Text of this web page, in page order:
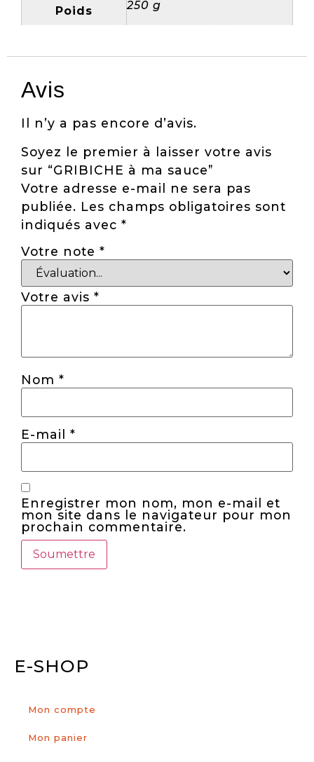
Poids 250 g
Avis
Il n’y a pas encore d’avis.
Soyez le premier à laisser votre avis
sur “GRIBICHE à ma sauce”
Votre adresse e-mail ne sera pas
publiée. Les champs obligatoires sont
indiqués avec *
Votre note *
Votre avis *
Nom *
E-mail *
Enregistrer mon nom, mon e-mail et
mon site dans le navigateur pour mon
prochain commentaire.
E-SHOP
Mon compte
Mon panier